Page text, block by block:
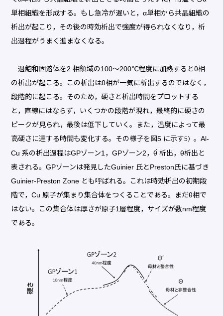
単相組織を形成する。もし急冷が遅いと，α単相から共晶組織の
析出が起こり，その後の時効析出で強度が得られなくなり，析
出過程がうまく進まなくなる。
過飽和固溶体を2 相領域の100～200℃程度に加熱するとθ相
の析出が起こる。この析出はθ相が一気に析出するのではなく，
段階的に起こる。そのため，硬さと析出時間をプロットする
と，直線にはならず，いくつかの段階が現れ，最終的に硬さの
ピークが見られ，最後は低下していく。また，温度によって最
高硬さに達する時間も変化する。その様子を図5 に示す5）。Al-
Cu 系の析出過程はGPゾーン1，GPゾーン2，θ́ 析出，θ析出と
表される。GPゾーンは発見したGuinier 氏とPreston氏に基づき
Guinier-Preston Zone とも呼ばれる。これは時効析出の初期段
階で，Cu 原子が集まり集合体をつくることである。まだθ相で
はない。この集合体は厚さが原子1層程度，サイズが数nm程度
である。